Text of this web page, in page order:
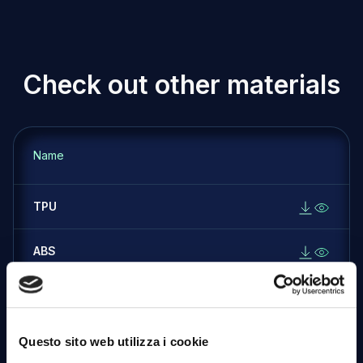
Questo sito web utilizza i cookie
Check out other materials
Name
TPU
ABS
PETG
PLA